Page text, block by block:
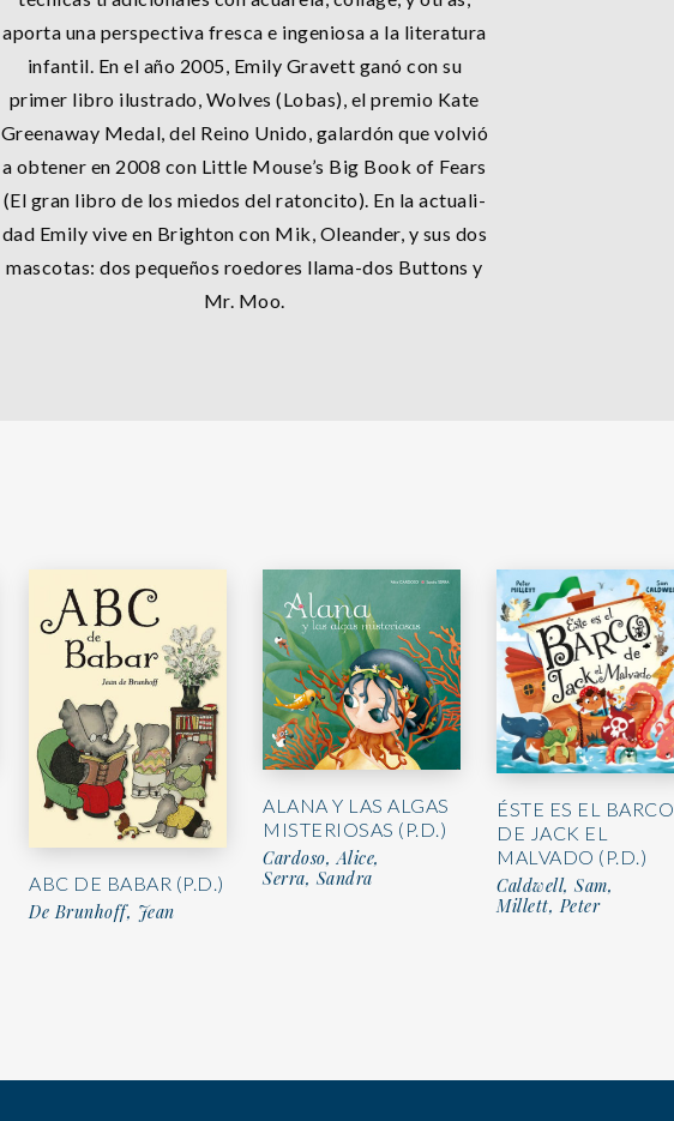
aporta una perspectiva fresca e ingeniosa a la literatura
infantil. En el año 2005, Emily Gravett ganó con su
primer libro ilustrado, Wolves (Lobas), el premio Kate
Greenaway Medal, del Reino Unido, galardón que volvió
a obtener en 2008 con Little Mouse’s Big Book of Fears
(El gran libro de los miedos del ratoncito). En la actuali-
dad Emily vive en Brighton con Mik, Oleander, y sus dos
mascotas: dos pequeños roedores llama-dos Buttons y
Mr. Moo.
ABC DE BABAR (P.D.)
De Brunhoff, Jean
ALANA Y LAS ALGAS
MISTERIOSAS (P.D.)
Cardoso, Alice,
Serra, Sandra
ÉSTE ES EL BARCO
DE JACK EL
MALVADO (P.D.)
Caldwell, Sam,
Millett, Peter